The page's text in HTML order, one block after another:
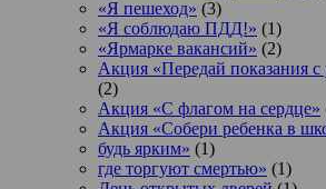
«Я пешеход» (3)
«Я соблюдаю ПДД!» (1)
«Ярмарке вакансий» (2)
Акция «Передай показания
(2)
Акция «С флагом на сердце»
Акция «Собери ребенка в
будь ярким» (1)
где торгуют смертью» (1)